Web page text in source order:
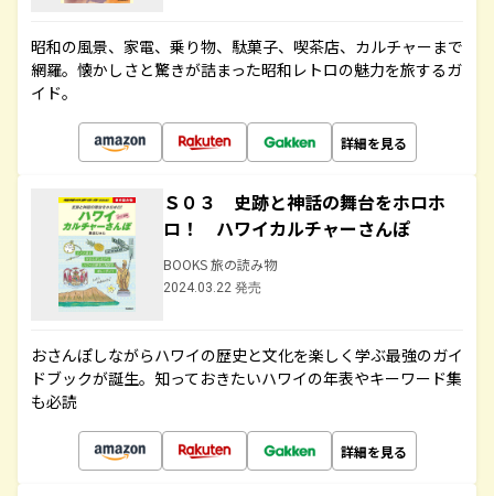
昭和の風景、家電、乗り物、駄菓子、喫茶店、カルチャーまで
網羅。懐かしさと驚きが詰まった昭和レトロの魅力を旅するガ
イド。
詳細を見る
Ｓ０３ 史跡と神話の舞台をホロホ
ロ！ ハワイカルチャーさんぽ
BOOKS 旅の読み物
2024.03.22 発売
おさんぽしながらハワイの歴史と文化を楽しく学ぶ最強のガイ
ドブックが誕生。知っておきたいハワイの年表やキーワード集
も必読
詳細を見る